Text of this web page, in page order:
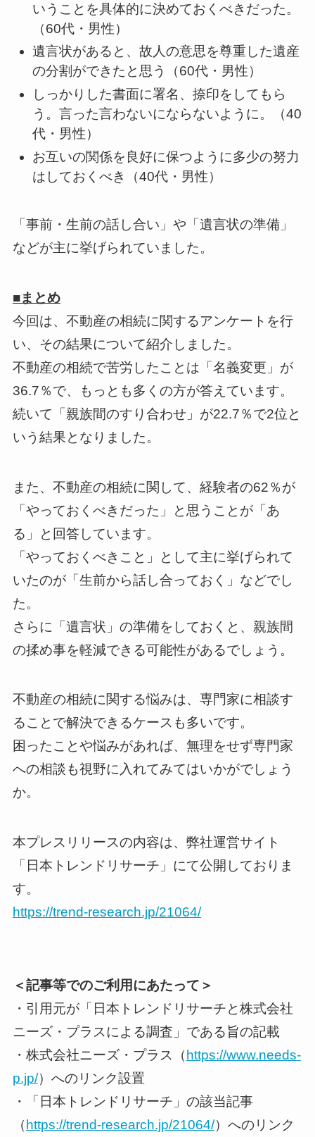
いうことを具体的に決めておくべきだった。
（60代・男性）
遺言状があると、故人の意思を尊重した遺産
の分割ができたと思う（60代・男性）
しっかりした書面に署名、捺印をしてもら
う。言った言わないにならないように。（40
代・男性）
お互いの関係を良好に保つように多少の努力
はしておくべき（40代・男性）
「事前・生前の話し合い」や「遺言状の準備」
などが主に挙げられていました。
■まとめ
今回は、不動産の相続に関するアンケートを行
い、その結果について紹介しました。
不動産の相続で苦労したことは「名義変更」が
36.7％で、もっとも多くの方が答えています。
続いて「親族間のすり合わせ」が22.7％で2位と
いう結果となりました。
また、不動産の相続に関して、経験者の62％が
「やっておくべきだった」と思うことが「あ
る」と回答しています。
「やっておくべきこと」として主に挙げられて
いたのが「生前から話し合っておく」などでし
た。
さらに「遺言状」の準備をしておくと、親族間
の揉め事を軽減できる可能性があるでしょう。
不動産の相続に関する悩みは、専門家に相談す
ることで解決できるケースも多いです。
困ったことや悩みがあれば、無理をせず専門家
への相談も視野に入れてみてはいかがでしょう
か。
本プレスリリースの内容は、弊社運営サイト
「日本トレンドリサーチ」にて公開しておりま
す。
https://trend-research.jp/21064/
＜記事等でのご利用にあたって＞
・引用元が「日本トレンドリサーチと株式会社
ニーズ・プラスによる調査」である旨の記載
・株式会社ニーズ・プラス（https://www.needs-
p.jp/）へのリンク設置
・「日本トレンドリサーチ」の該当記事
（https://trend-research.jp/21064/）へのリンク